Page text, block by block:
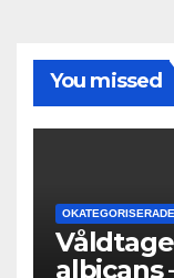
You missed
OKATEGORISERADE
albicans